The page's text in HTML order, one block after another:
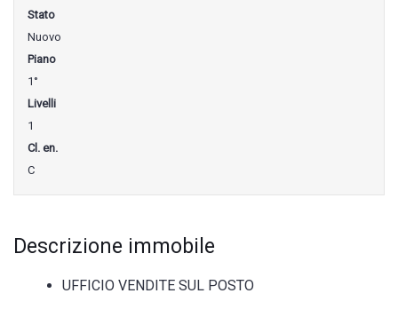
Stato
Nuovo
Piano
1°
Livelli
1
Cl. en.
C
Descrizione immobile
UFFICIO VENDITE SUL POSTO